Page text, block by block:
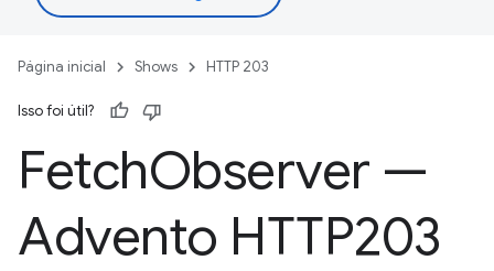
Página inicial Shows HTTP 203
Isso foi útil?
FetchObserver —
Advento HTTP203